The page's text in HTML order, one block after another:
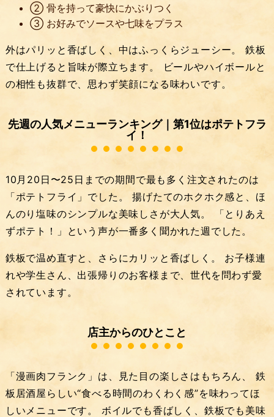
② 骨を持って豪快にかぶりつく
③ お好みでソースや七味をプラス
外はパリッと香ばしく、中はふっくらジューシー。 鉄板
で仕上げると旨味が際立ちます。 ビールやハイボールと
の相性も抜群で、思わず笑顔になる味わいです。
先週の人気メニューランキング｜第1位はポテトフラ
イ！
10月20日〜25日までの期間で最も多く注文されたのは
「ポテトフライ」でした。 揚げたてのホクホク感と、ほ
んのり塩味のシンプルな美味しさが大人気。 「とりあえ
ずポテト！」という声が一番多く聞かれた週でした。
鉄板で温め直すと、さらにカリッと香ばしく。 お子様連
れや学生さん、出張帰りのお客様まで、世代を問わず愛
されています。
店主からのひとこと
「漫画肉フランク」は、見た目の楽しさはもちろん、 鉄
板居酒屋らしい“食べる時間のわくわく感”を味わってほ
しいメニューです。 ボイルでも香ばしく、鉄板でも美味